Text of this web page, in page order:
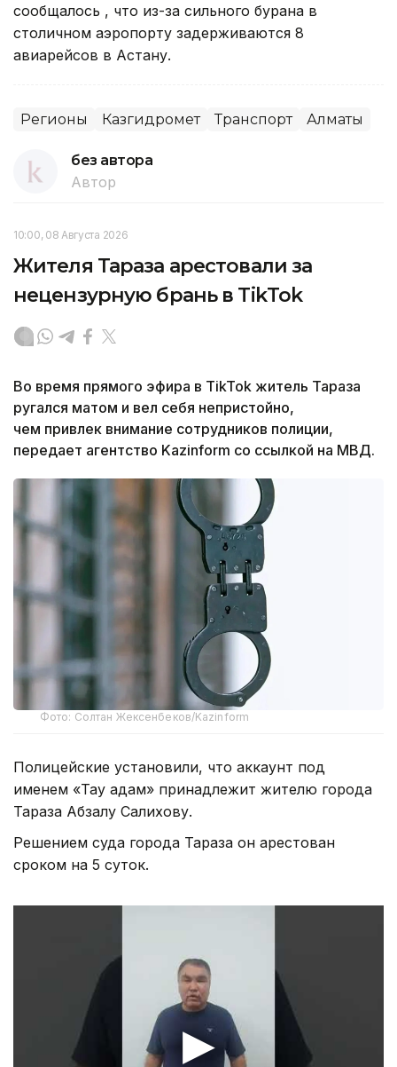
сообщалось , что из-за сильного бурана в
столичном аэропорту задерживаются 8
авиарейсов в Астану.
Регионы Казгидромет Транспорт Алматы
без автора
Автор
10:00, 08 Августа 2026
Жителя Тараза арестовали за
нецензурную брань в TikTok
Во время прямого эфира в TikTok житель Тараза
ругался матом и вел себя непристойно,
чем привлек внимание сотрудников полиции,
передает агентство Kazinform со ссылкой на МВД.
Фото: Солтан Жексенбеков/Kazinform
Полицейские установили, что аккаунт под
именем «Тау адам» принадлежит жителю города
Тараза Абзалу Салихову.
Решением суда города Тараза он арестован
сроком на 5 суток.